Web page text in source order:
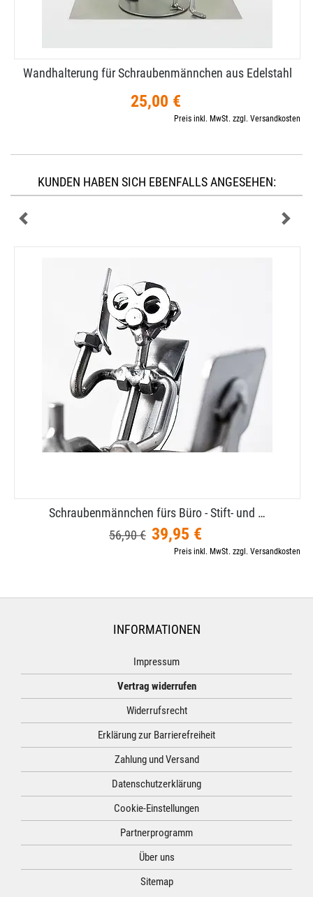
Wandhalterung für Schraubenmännchen aus Edelstahl
25,00 €
Preis inkl. MwSt. zzgl. Versandkosten
KUNDEN HABEN SICH EBENFALLS ANGESEHEN:
Schraubenmännchen fürs Büro - Stift- und …
56,90 € 39,95 €
Preis inkl. MwSt. zzgl. Versandkosten
INFORMATIONEN
Impressum
Vertrag widerrufen
Widerrufsrecht
Erklärung zur Barrierefreiheit
Zahlung und Versand
Datenschutzerklärung
Cookie-Einstellungen
Partnerprogramm
Über uns
Sitemap